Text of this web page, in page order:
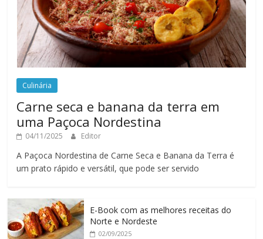
Culinária
Carne seca e banana da terra em
uma Paçoca Nordestina
04/11/2025 Editor
A Paçoca Nordestina de Carne Seca e Banana da Terra é
um prato rápido e versátil, que pode ser servido
E-Book com as melhores receitas do
Norte e Nordeste
02/09/2025